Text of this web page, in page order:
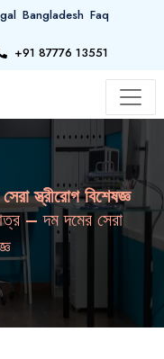
Bangladesh Faq
+91 87776 13551
স্ত্রীরোগ বিশেষজ্ঞ
– দম দমের সেরা